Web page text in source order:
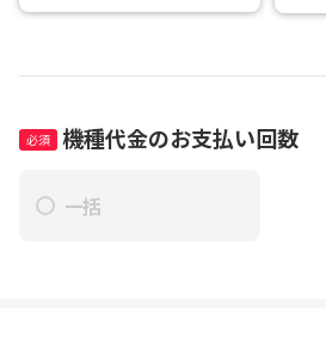
機種代金のお支払い回数
一括